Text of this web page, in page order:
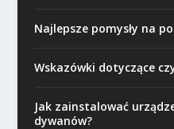
Najlepsze pomysły na
Wskazówki dotyczące
Jak zainstalować
dywanów?